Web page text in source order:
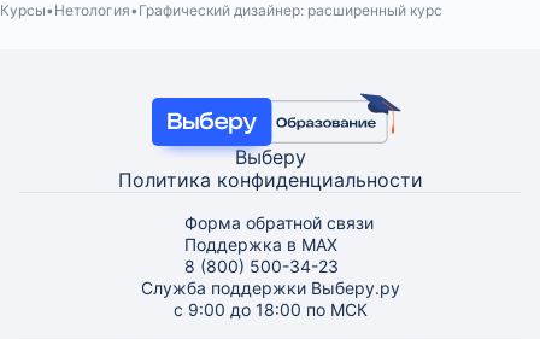
Курсы Нетология Графический дизайнер: расширенный курс
Выберу
Политика конфиденциальности
Форма обратной связи
Поддержка в MAX
8 (800) 500-34-23
Служба поддержки Выберу.ру
с 9:00 до 18:00 по МСК